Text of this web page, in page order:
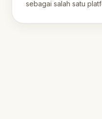
sebagai salah satu